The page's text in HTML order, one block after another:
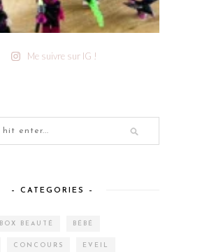
Me suivre sur IG !
– CATEGORIES –
BOX BEAUTÉ BÉBÉ
CONCOURS EVEIL